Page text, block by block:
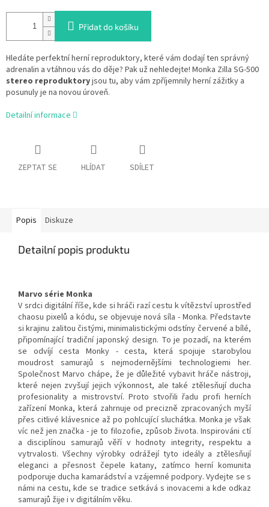
Přidat do košíku
Hledáte perfektní herní reproduktory, které vám dodají ten správný
adrenalin a vtáhnou vás do děje? Pak už nehledejte! Monka Zilla SG-500
stereo reproduktoryjsou tu, aby vám zpříjemnily herní zážitky a
posunuly je na novou úroveň.
Detailní informace
ZEPTAT SE HLÍDAT SDÍLET
Popis Diskuze
Detailní popis produktu
Marvo série Monka
V srdci digitální říše, kde si hráči razí cestu k vítězství uprostřed
chaosu pixelů a kódu, se objevuje nová síla - Monka. Představte
si krajinu zalitou čistými, minimalistickými odstíny červené a bílé,
připomínající tradiční japonský design. To je pozadí, na kterém
se odvíjí cesta Monky - cesta, která spojuje starobylou
moudrost samurajů s nejmodernějšími technologiemi her.
Společnost Marvo chápe, že je důležité vybavit hráče nástroji,
které nejen zvyšují jejich výkonnost, ale také ztělesňují ducha
profesionality a mistrovství. Proto stvořili řadu profi herních
zařízení Monka, která zahrnuje od precizně zpracovaných myší
přes citlivé klávesnice až po pohlcující sluchátka. Monka je však
víc než jen značka - je to filozofie, způsob života. Inspirováni ctí
a disciplínou samurajů věří v hodnoty integrity, respektu a
vytrvalosti. Všechny výrobky odrážejí tyto ideály a ztělesňují
eleganci a přesnost čepele katany, zatímco herní komunita
podporuje ducha kamarádství a vzájemné podpory. Vydejte se s
námi na cestu, kde se tradice setkává s inovacemi a kde odkaz
samurajů žije i v digitálním věku.